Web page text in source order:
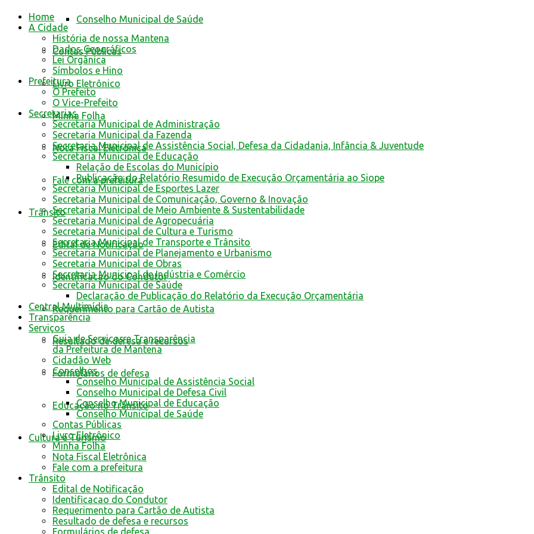
Conselho Municipal de Saúde
Contas Públicas
Livro Eletrônico
Minha Folha
Nota Fiscal Eletrônica
Fale com a prefeitura
Trânsito
Edital de Notificação
Identificacao do Condutor
Requerimento para Cartão de Autista
Resultado de defesa e recursos
Formulários de defesa
Educação no Trânsito
Cultura e Turismo
Home
A Cidade
História de nossa Mantena
Dados Geográficos
Lei Orgânica
Símbolos e Hino
Prefeitura
O Prefeito
O Vice-Prefeito
Secretarias
Secretaria Municipal de Administração
Secretaria Municipal da Fazenda
Secretaria Municipal de Assistência Social, Defesa da Cidadania, Infância & Juventude
Secretaria Municipal de Educação
Relação de Escolas do Município
Publicação do Relatório Resumido de Execução Orçamentária ao Siope
Secretaria Municipal de Esportes Lazer
Secretaria Municipal de Comunicação, Governo & Inovação
Secretaria Municipal de Meio Ambiente & Sustentabilidade
Secretaria Municipal de Agropecuária
Secretaria Municipal de Cultura e Turismo
Secretaria Municipal de Transporte e Trânsito
Secretaria Municipal de Planejamento e Urbanismo
Secretaria Municipal de Obras
Secretaria Municipal de Indústria e Comércio
Secretaria Municipal de Saúde
Declaração de Publicação do Relatório da Execução Orçamentária
Central Multimídia
Transparência
Serviços
Guia de Serviços e Transparência
da Prefeitura de Mantena
Cidadão Web
Conselhos
Conselho Municipal de Assistência Social
Conselho Municipal de Defesa Civil
Conselho Municipal de Educação
Conselho Municipal de Saúde
Contas Públicas
Livro Eletrônico
Minha Folha
Nota Fiscal Eletrônica
Fale com a prefeitura
Trânsito
Edital de Notificação
Identificacao do Condutor
Requerimento para Cartão de Autista
Resultado de defesa e recursos
Formulários de defesa